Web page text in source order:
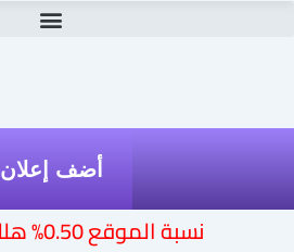
أضف إعلان
نسبة الموقع 0.50% هللــة فقط !!!!